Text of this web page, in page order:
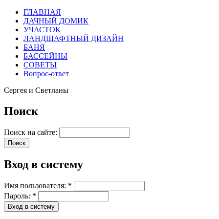
ГЛАВНАЯ
ДАЧНЫЙ ДОМИК
УЧАСТОК
ЛАНДШАФТНЫЙ ДИЗАЙН
БАНЯ
БАССЕЙНЫ
СОВЕТЫ
Вопрос-ответ
Сергея и Светланы
Поиск
Поиск на сайте:
Вход в систему
Имя пользователя: *
Пароль: *